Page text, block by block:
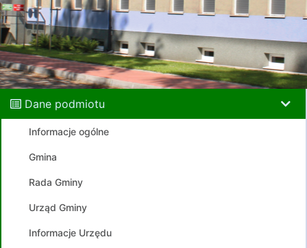
Dane podmiotu
Informacje ogólne
Gmina
Rada Gminy
Urząd Gminy
Informacje Urzędu